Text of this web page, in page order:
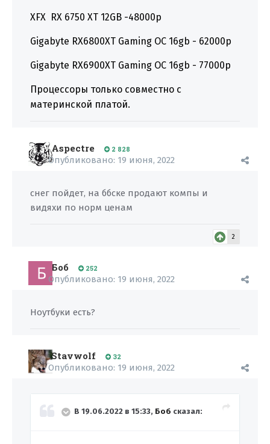
XFX RX 6750 XT 12GB -48000р
Gigabyte RX6800XT Gaming OC 16gb - 62000р
Gigabyte RX6900XT Gaming OC 16gb - 77000р
Процессоры только совместно с
материнской платой.
Aspectre 2 828
Опубликовано: 19 июня, 2022
снег пойдет, на ббске продают компы и
видяхи по норм ценам
2
Боб 252
Опубликовано: 19 июня, 2022
Ноутбуки есть?
Stavwolf 32
Опубликовано: 19 июня, 2022
В 19.06.2022 в 15:33, Боб сказал: